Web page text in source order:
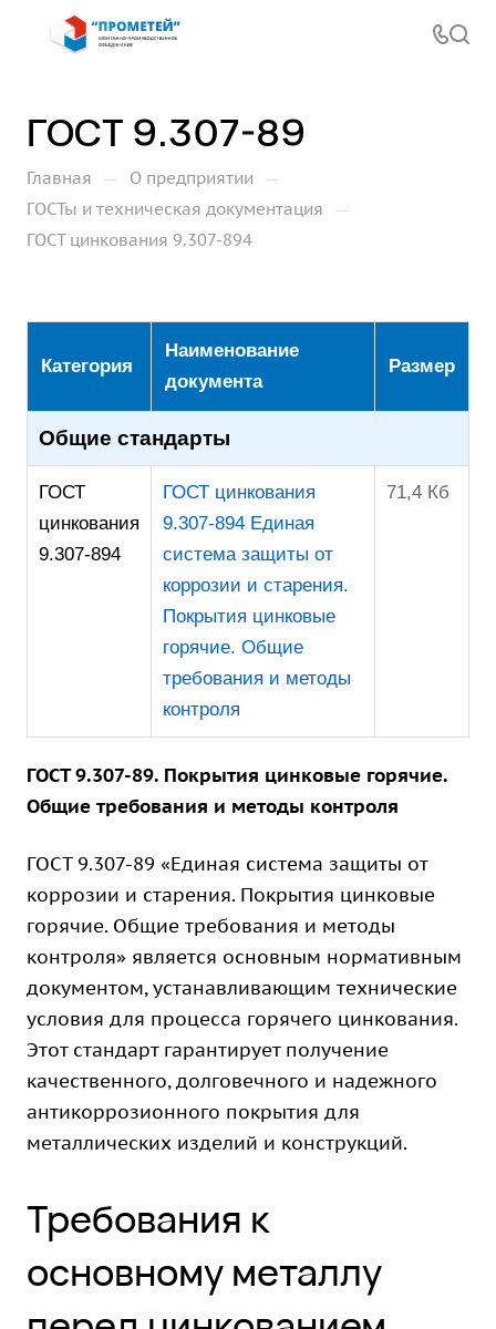
ГОСТ 9.307-89
Главная — О предприятии —
ГОСТы и техническая документация —
ГОСТ цинкования 9.307-894
Категория
Наименование
документа
Размер
Общие стандарты
ГОСТ
цинкования
9.307-894
ГОСТ цинкования
9.307-894 Единая
система защиты от
коррозии и старения.
Покрытия цинковые
горячие. Общие
требования и методы
контроля
71,4 Кб
ГОСТ 9.307-89. Покрытия цинковые горячие.
Общие требования и методы контроля
ГОСТ 9.307-89 «Единая система защиты от
коррозии и старения. Покрытия цинковые
горячие. Общие требования и методы
контроля» является основным нормативным
документом, устанавливающим технические
условия для процесса горячего цинкования.
Этот стандарт гарантирует получение
качественного, долговечного и надежного
антикоррозионного покрытия для
металлических изделий и конструкций.
Требования к
основному металлу